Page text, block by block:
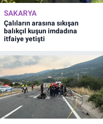
SAKARYA
Çalıların arasına sıkışan
balıkçıl kuşun imdadına
itfaiye yetişti